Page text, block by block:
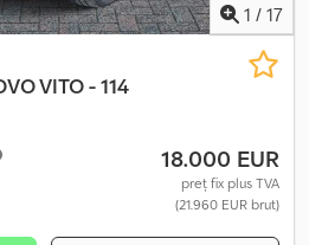
1 / 17
VITO - 114
18.000 EUR
preț fix plus TVA
(21.960 EUR brut)